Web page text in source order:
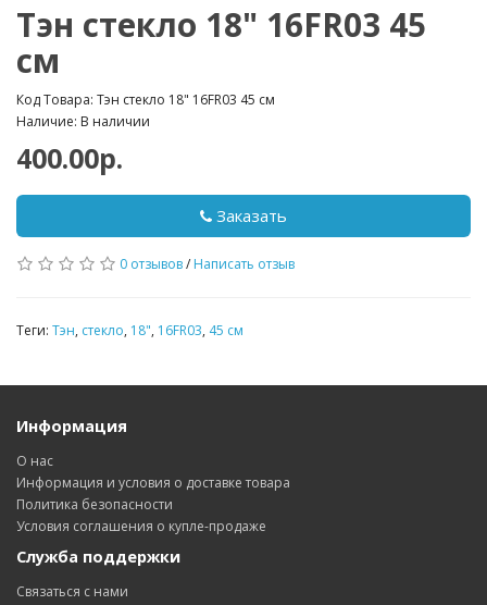
Тэн стекло 18" 16FR03 45
см
Код Товара: Тэн стекло 18" 16FR03 45 см
Наличие: В наличии
400.00р.
Заказать
0 отзывов/ Написать отзыв
Теги: Тэн, стекло, 18", 16FR03, 45 см
Информация
О нас
Информация и условия о доставке товара
Политика безопасности
Условия соглашения о купле-продаже
Служба поддержки
Связаться с нами